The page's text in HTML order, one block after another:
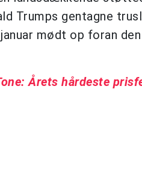
Trumps gentagne
mødt op foran
Årets hårdeste